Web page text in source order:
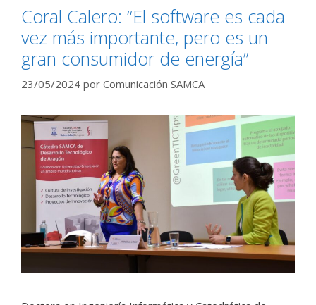
Coral Calero: “El software es cada
vez más importante, pero es un
gran consumidor de energía”
23/05/2024 por Comunicación SAMCA